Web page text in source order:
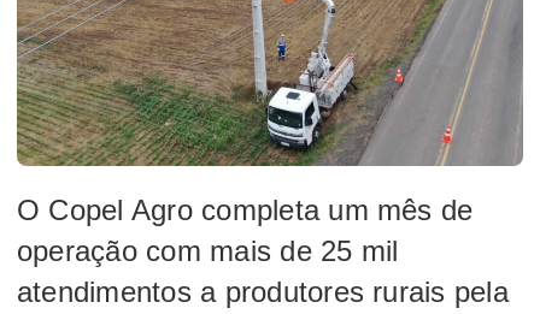
O Copel Agro completa um mês de
operação com mais de 25 mil
atendimentos a produtores rurais pela